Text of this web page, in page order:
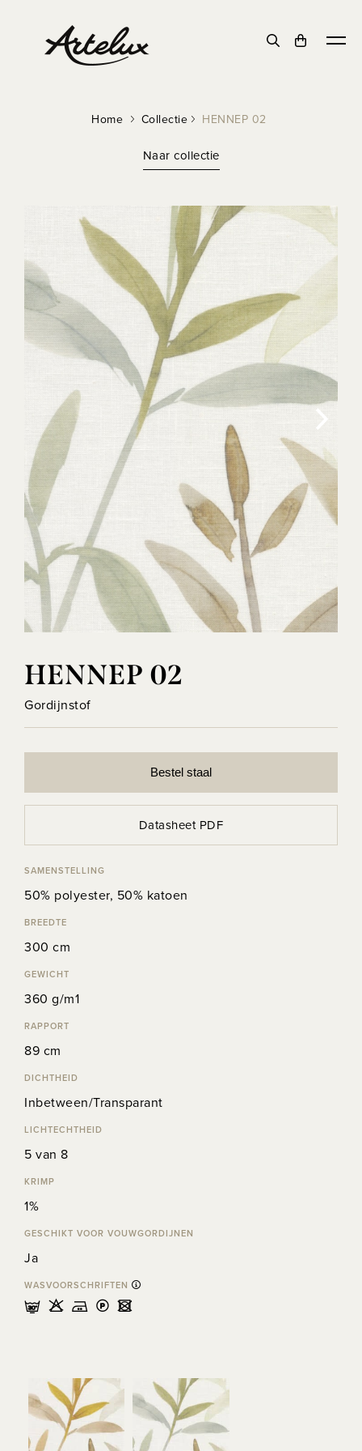
Home Collectie HENNEP 02
Naar collectie
HENNEP 02
Gordijnstof
Bestel staal
Datasheet PDF
SAMENSTELLING
50% polyester, 50% katoen
BREEDTE
300 cm
GEWICHT
360 g/m1
RAPPORT
89 cm
DICHTHEID
Inbetween/Transparant
LICHTECHTHEID
5 van 8
KRIMP
1%
GESCHIKT VOOR VOUWGORDIJNEN
Ja
WASVOORSCHRIFTEN
mHELU